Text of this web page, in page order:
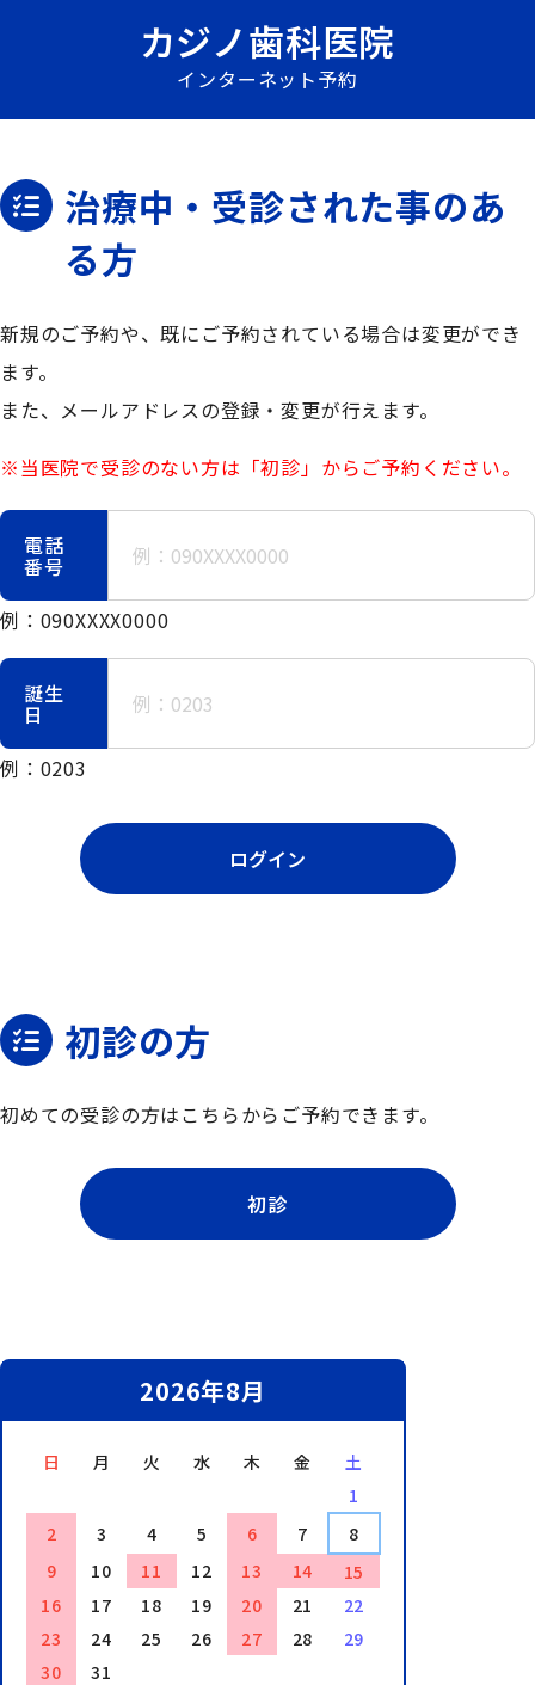
カジノ歯科医院
インターネット予約
治療中・受診された事のあ
る方
新規のご予約や、既にご予約されている場合は変更ができ
ます。
また、メールアドレスの登録・変更が行えます。
※当医院で受診のない方は「初診」からご予約ください。
電話
番号
例：090XXXX0000
誕生
日
例：0203
ログイン
初診の方
初めての受診の方はこちらからご予約できます。
初診
2026年8月
日 月 火 水 木 金
土
1
2
3 4 5 6 7
8
9
10 11 12 13 14
15
16
17 18 19 20 21
22
23
24 25 26 27 28
29
30
31